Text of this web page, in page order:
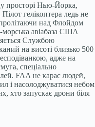
просторі Нью-Йорка,
гелікоптера ледь не
пролітаючи над Флойдом
авіабаза США
Службою
на висоті близько 500
адже на
спеціально
FAA не карає людей,
і насолоджуватися небом
хто запускає дрони біля